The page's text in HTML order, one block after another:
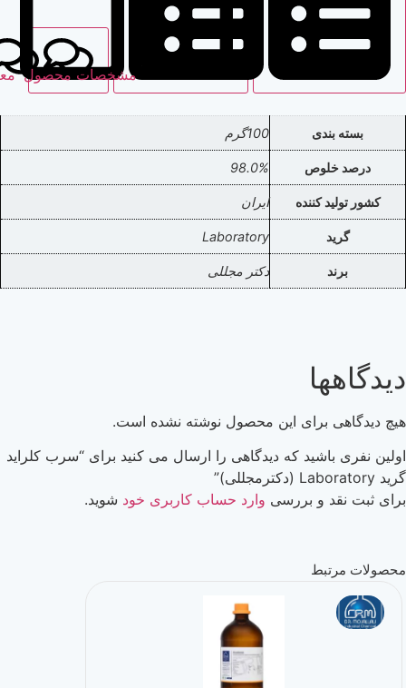
مشخصات محصول معرفی محصول
نظرات
100گرم
98.0%
ایران
Laboratory
دکتر مجللی
برای این محصول نوشته نشده است.
که دیدگاهی را ارسال می کنید برای “سرب کلراید
و بررسیوارد حساب کاربری خودشوید.